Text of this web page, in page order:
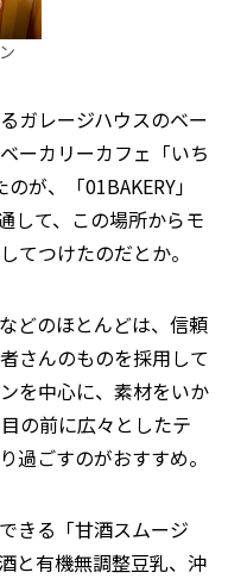
ガレージハウスのベー
ーカリーカフェ「いち
が、「01BAKERY」
して、この場所からモ
てつけたのだとか。
どのほとんどは、信頼
さんのものを採用して
を中心に、素材をいか
の前に広々としたテ
過ごすのがおすすめ。
きる「甘酒スムージ
と有機無調整豆乳、沖